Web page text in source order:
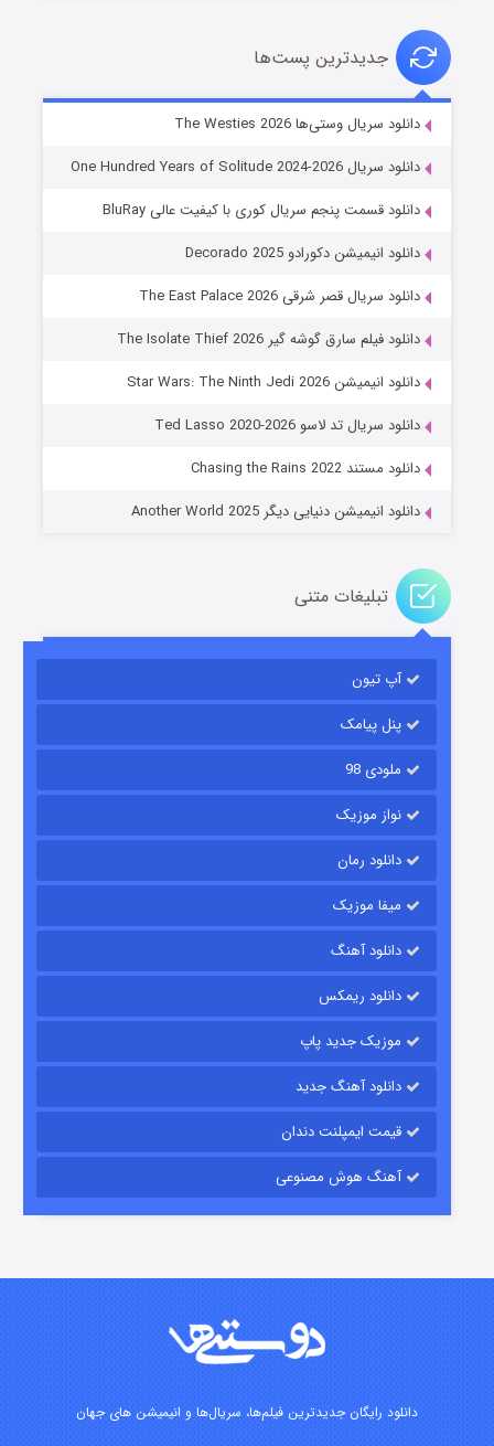
خاندان اژدها فصل ۳
قسمت ۱۴ (زیرنویس)
رویایی برای تو
قسمت
قسمت۲ (دوبله) منتشر شد
جدیدترین پست‌ها
دانلود سریال وستی‌ها The Westies 2026
دانلود سریال One Hundred Years of Solitude 2024-2026
دانلود قسمت پنجم سریال کوری با کیفیت عالی BluRay
دانلود انیمیشن دکورادو Decorado 2025
دانلود سریال قصر شرقی The East Palace 2026
دانلود فیلم سارق گوشه گیر The Isolate Thief 2026
دانلود انیمیشن Star Wars: The Ninth Jedi 2026
دانلود سریال تد لاسو Ted Lasso 2020-2026
دانلود مستند Chasing the Rains 2022
دانلود انیمیشن دنیایی دیگر Another World 2025
تبلیغات متنی
آپ تیون
پنل پیامک
ملودی 98
نواز موزیک
دانلود رمان
میفا موزیک
دانلود آهنگ
دانلود ریمکس
موزیک جدید پاپ
دانلود آهنگ جدید
قیمت ایمپلنت دندان
آهنگ هوش مصنوعی
دانلود رایگان جدیدترین فیلم‌ها، سریال‌ها و انیمیشن های جهان